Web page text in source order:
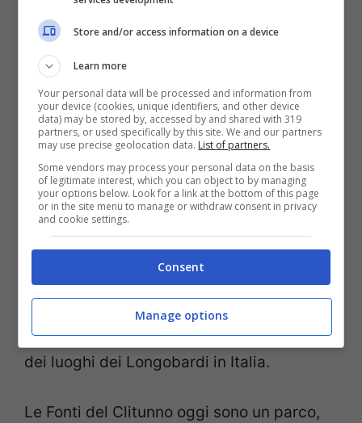
Questo luogo era molto amato dagli antichi
romani che consideravano queste sorgenti
sacre, luoghi di culto dedicati a Giove
Clitunno. Lungo le rive del fiume
sorgevano templi e ville fastose, perduti
nei secoli anche a causa dei terremoti.
Poco più nord sorge ilTempietto del
Clitunno , probabilmente dove una volta
sorgeva un luogo di culto romano.
Tempietto, tuttavia, è una chiesa del IV-V
secolo d.C. a forma di piccolo tempio
corinzio e fa parte del Patrimonio Unesco
dei luoghi dei Longobardi in Italia.
Le Fonti del Clitunno oggi sono un parco,
Store and/or access information on a device
Learn more
Your personal data will be processed and information from
your device (cookies, unique identifiers, and other device
data) may be stored by, accessed by and shared with 319
partners, or used specifically by this site. We and our partners
may use precise geolocation data. List of partners.
Some vendors may process your personal data on the basis
of legitimate interest, which you can object to by managing
your options below. Look for a link at the bottom of this page
or in the site menu to manage or withdraw consent in privacy
and cookie settings.
Consent
Manage options